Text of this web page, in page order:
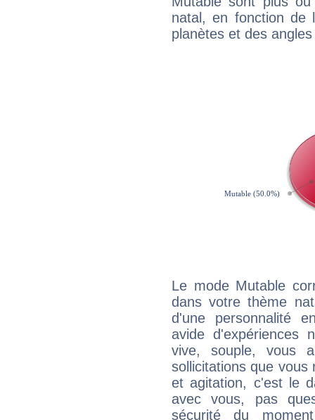
natal, en fonction de
planètes et des
Le mode Mutable
dans votre thème
d'une personnalité
avide d'expériences
vive, souple, vous
sollicitations que vous
et agitation, c'est le
avec vous, pas
sécurité du